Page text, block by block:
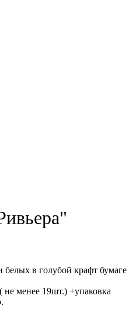
в голубой крафт бумаге
менее 19шт.) +упаковка